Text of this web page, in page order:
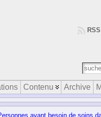
Contenu Archive
ayant besoin de soins